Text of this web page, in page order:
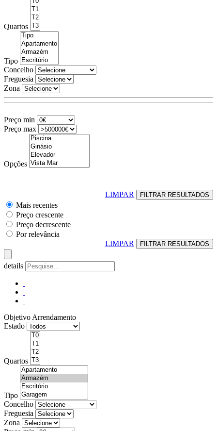
Quartos
Tipo
Concelho
Freguesia
Zona
Preço min
Preço max
Opções
LIMPAR
Mais recentes
Preço crescente
Preço decrescente
Por relevância
LIMPAR
details
Objetivo Arrendamento
Estado
Quartos
Tipo
Concelho
Freguesia
Zona